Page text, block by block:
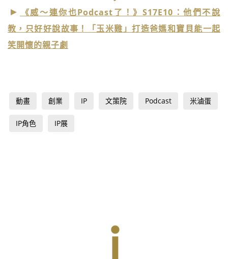
《威～連你也Podcast了！》S17E10：他們不說
教，只好好說故事！「玉米雞」打造爸媽和寶貝能一起
笑開懷的親子劇
動畫 創業 IP 文策院 Podcast 米滷蛋
IP角色 IP展